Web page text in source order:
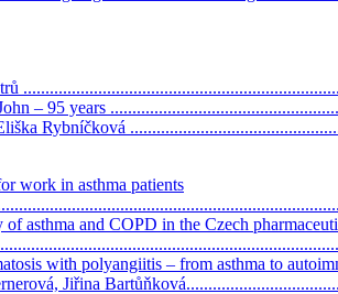
– 95 years
Rybníčková
work in asthma patients
asthma and COPD in the Czech
with polyangiitis – from asthma to
Jiřina